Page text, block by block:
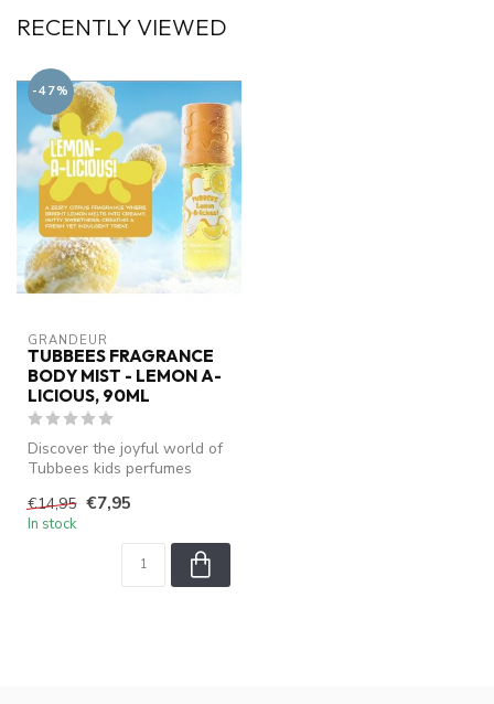
RECENTLY VIEWED
-47%
GRANDEUR
TUBBEES FRAGRANCE
BODY MIST - LEMON A-
LICIOUS, 90ML
Discover the joyful world of
Tubbees kids perfumes
f...
€14,95 €7,95
In stock